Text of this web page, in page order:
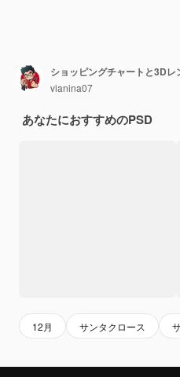
vianina07
あなたにおすすめのPSD
12月 サンタクロース